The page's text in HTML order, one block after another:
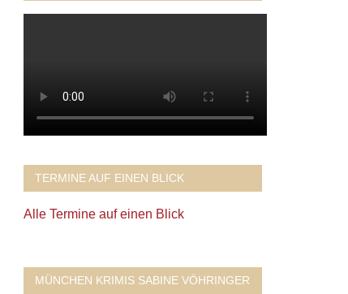
TERMINE AUF EINEN BLICK
Alle Termine auf einen Blick
MÜNCHEN KRIMIS SABINE VÖHRINGER